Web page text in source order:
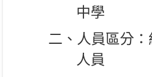
中學
二、人員區分
人員